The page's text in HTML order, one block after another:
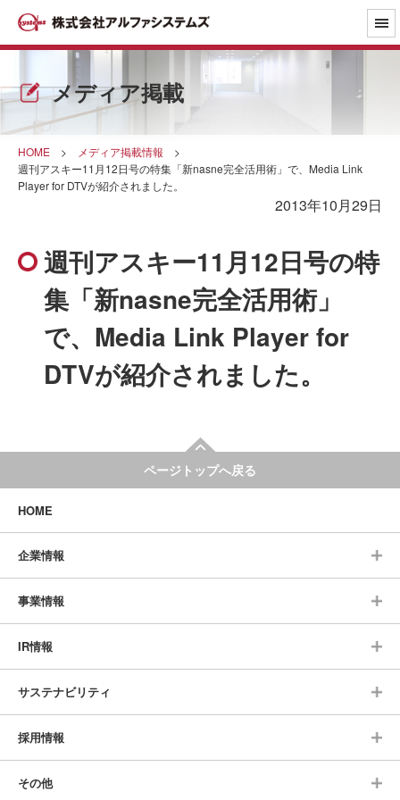
メディア掲載
HOME > メディア掲載情報 >
週刊アスキー11月12日号の特集「新nasne完全活用術」で、Media Link
Player for DTVが紹介されました。
2013年10月29日
週刊アスキー11月12日号の特
集「新nasne完全活用術」
で、Media Link Player for
DTVが紹介されました。
ページトップへ戻る
HOME
企業情報
事業情報
IR情報
サステナビリティ
採用情報
その他